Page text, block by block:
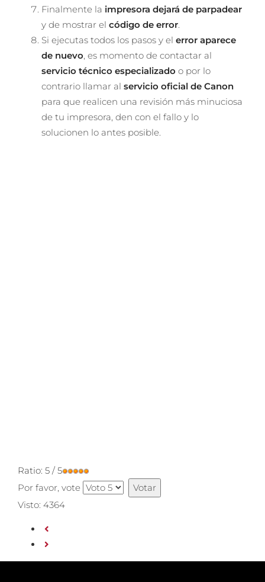
Finalmente la impresora dejará de parpadear
y de mostrar el código de error.
Si ejecutas todos los pasos y el error aparece
de nuevo, es momento de contactar al
servicio técnico especializado o por lo
contrario llamar al servicio oficial de Canon
para que realicen una revisión más minuciosa
de tu impresora, den con el fallo y lo
solucionen lo antes posible.
Ratio: 5 /5
Por favor, vote
Visto: 4364